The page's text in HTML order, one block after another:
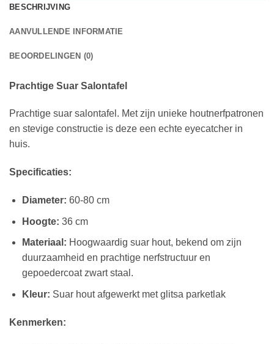
BESCHRIJVING
AANVULLENDE INFORMATIE
BEOORDELINGEN (0)
Prachtige Suar Salontafel
Prachtige suar salontafel. Met zijn unieke houtnerfpatronen
en stevige constructie is deze een echte eyecatcher in
huis.
Specificaties:
Diameter: 60-80 cm
Hoogte: 36 cm
Materiaal: Hoogwaardig suar hout, bekend om zijn
duurzaamheid en prachtige nerfstructuur en
gepoedercoat zwart staal.
Kleur: Suar hout afgewerkt met glitsa parketlak
Kenmerken: